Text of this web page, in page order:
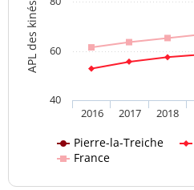
Pierre-la-Treiche
France
2016 2017 2018
40
60